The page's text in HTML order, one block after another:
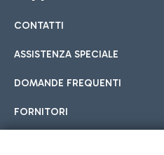
Cucina Internazionale
Hotel in aeroporto
Scegli l'alloggio più adatto e
all'aeroporto.
Car sharing
Con il Car Sharing è ancora più
CONTATTI
ASSISTENZA SPECIALE
DOMANDE FREQUENTI
FORNITORI